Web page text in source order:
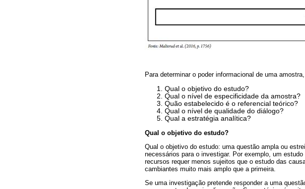
Para determinar o poder informacional de uma
Qual o objetivo do estudo?
Qual o nível de especificidade da amostra?
Quão estabelecido é o referencial teórico?
Qual o nível de qualidade do diálogo?
Qual a estratégia analítica?
Qual o objetivo do estudo?
Qual o objetivo do estudo: uma questão ampla ou
necessários para o investigar. Por exemplo, um
recursos requer menos sujeitos que o estudo das
cambiantes muito mais amplo que a primeira.
Se uma investigação pretende responder a uma